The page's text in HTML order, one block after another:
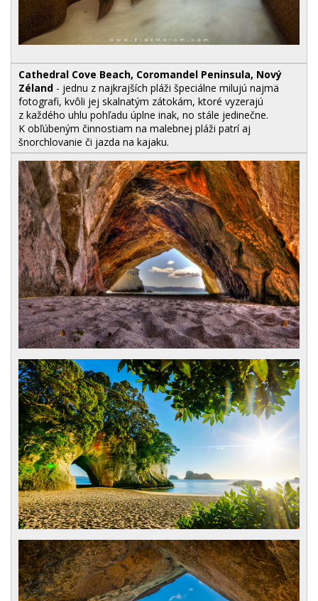
Cathedral Cove Beach, Coromandel Peninsula, Nový
Zéland - jednu z najkrajších pláži špeciálne milujú najmä
fotografi, kvôli jej skalnatým zátokám, ktoré vyzerajú
z každého uhlu pohľadu úplne inak, no stále jedinečne.
K obľúbeným činnostiam na malebnej pláži patrí aj
šnorchlovanie či jazda na kajaku.